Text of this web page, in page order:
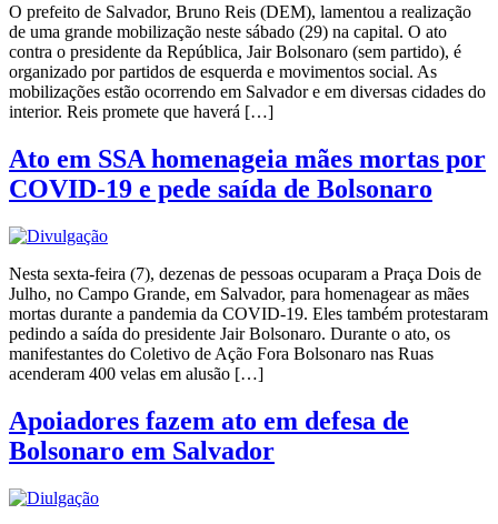
O prefeito de Salvador, Bruno Reis (DEM), lamentou a realização
de uma grande mobilização neste sábado (29) na capital. O ato
contra o presidente da República, Jair Bolsonaro (sem partido), é
organizado por partidos de esquerda e movimentos social. As
mobilizações estão ocorrendo em Salvador e em diversas cidades do
interior. Reis promete que haverá […]
Ato em SSA homenageia mães mortas por
COVID-19 e pede saída de Bolsonaro
Nesta sexta-feira (7), dezenas de pessoas ocuparam a Praça Dois de
Julho, no Campo Grande, em Salvador, para homenagear as mães
mortas durante a pandemia da COVID-19. Eles também protestaram
pedindo a saída do presidente Jair Bolsonaro. Durante o ato, os
manifestantes do Coletivo de Ação Fora Bolsonaro nas Ruas
acenderam 400 velas em alusão […]
Apoiadores fazem ato em defesa de
Bolsonaro em Salvador